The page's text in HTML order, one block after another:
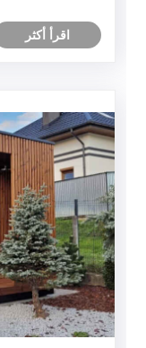
اقرأ أكثر